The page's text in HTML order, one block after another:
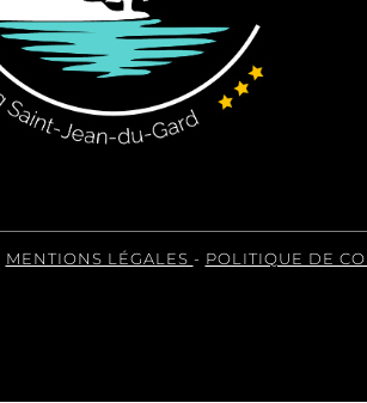
MENTIONS LÉGALES - POLITIQUE DE